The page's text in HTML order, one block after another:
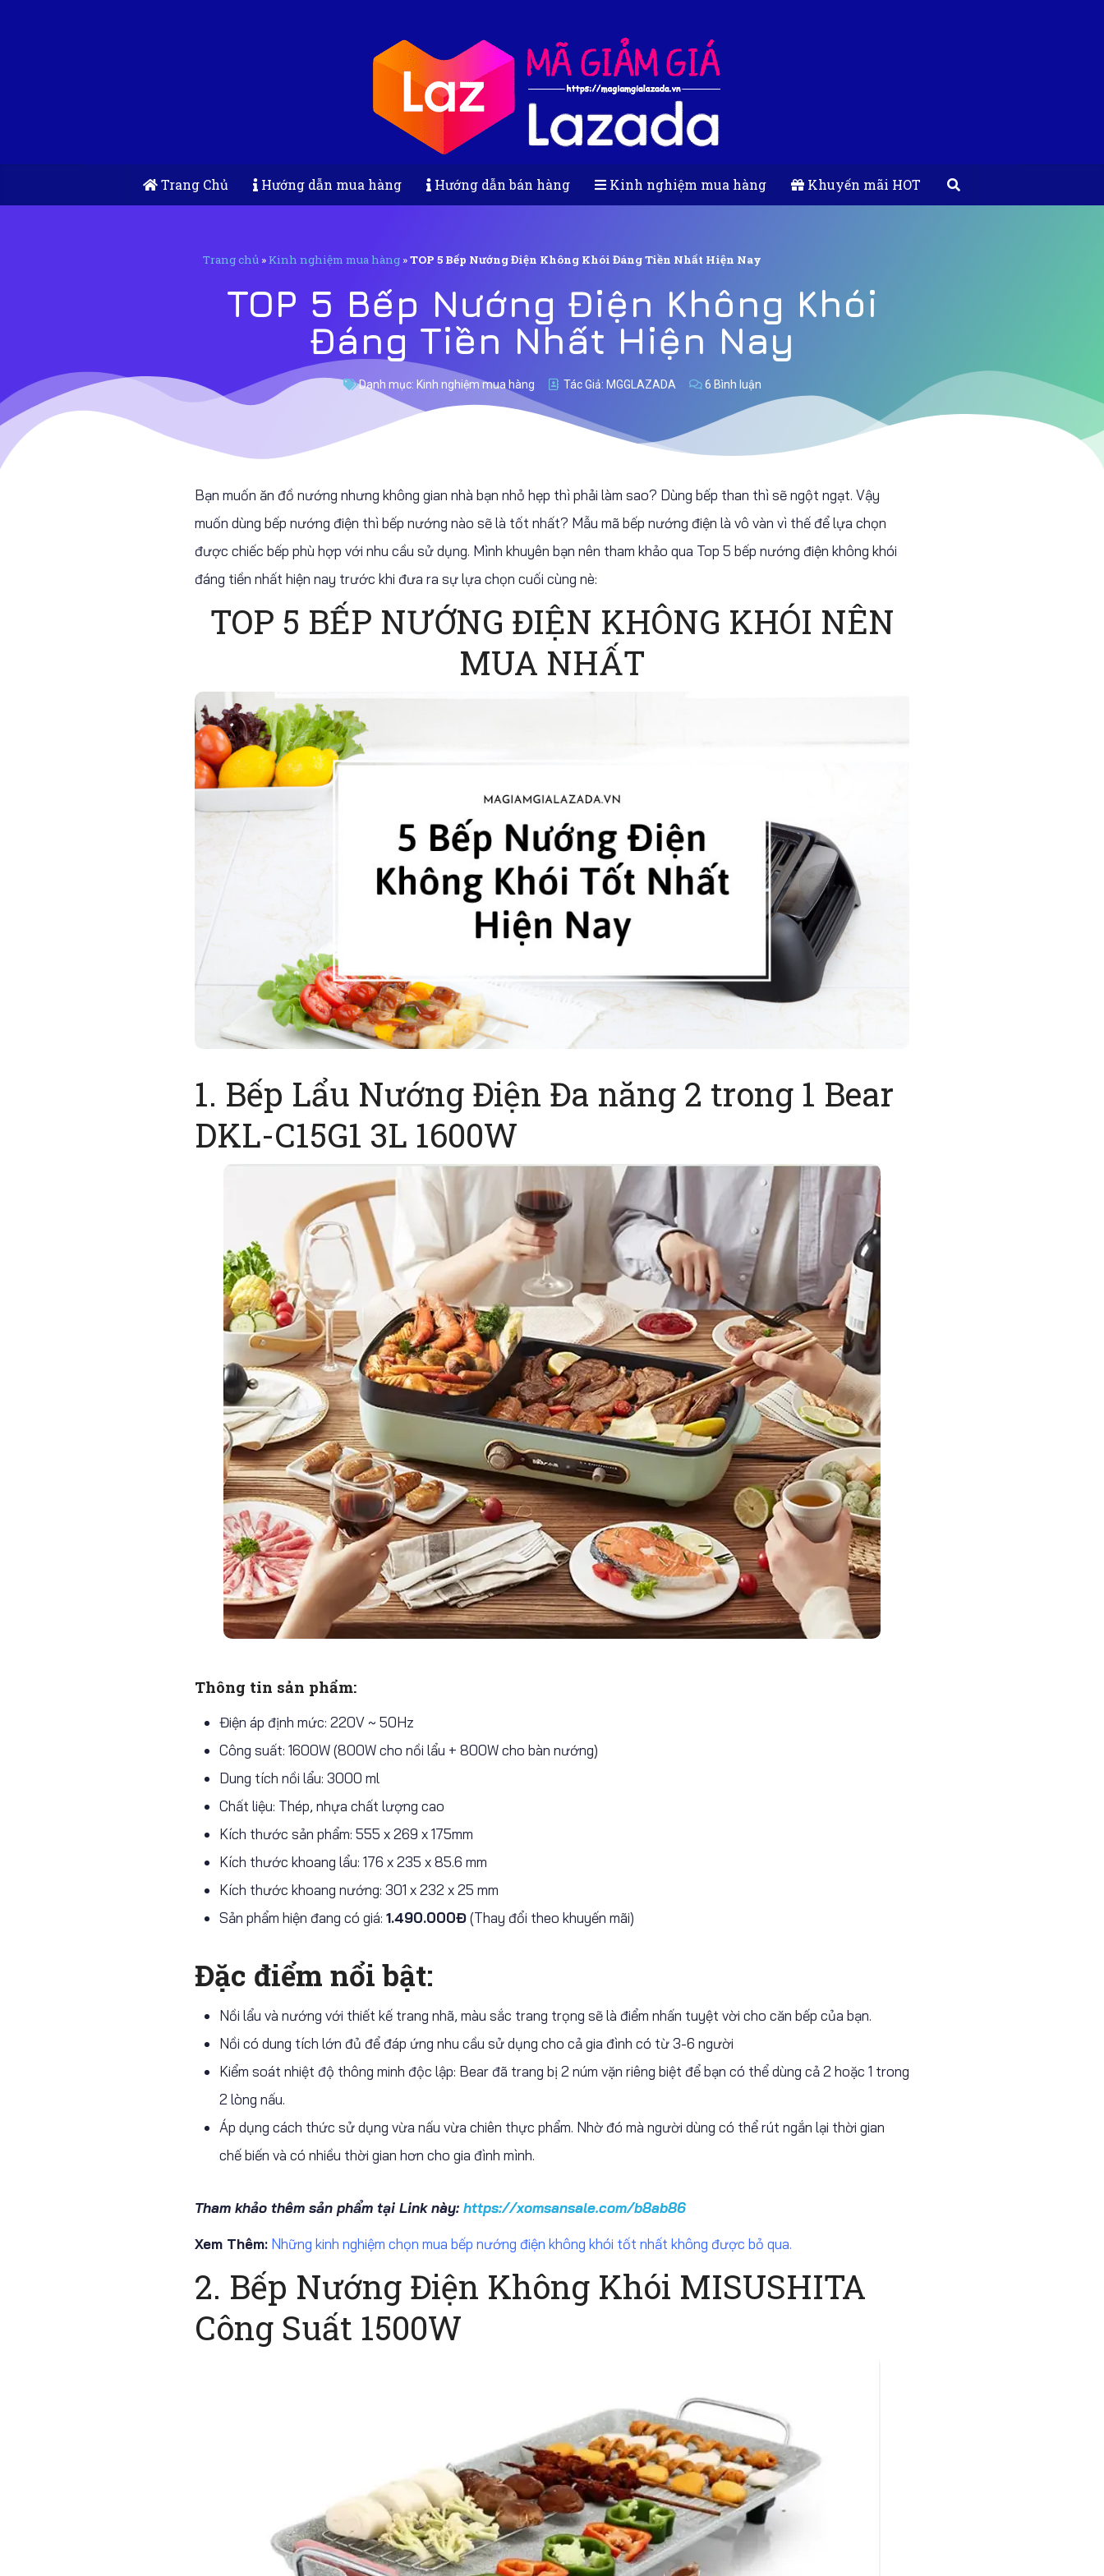
Trang Chủ Hướng dẫn mua hàng Hướng dẫn bán hàng Kinh nghiệm mua hàng Khuyến mãi HOT
Trang chủ »Kinh nghiệm mua hàng »TOP 5 Bếp Nướng Điện Không Khói Đáng Tiền Nhất Hiện Nay
TOP 5 Bếp Nướng Điện Không Khói
Đáng Tiền Nhất Hiện Nay
Danh mục: Kinh nghiệm mua hàng Tác Giả: MGGLAZADA 6 Bình luận
Bạn muốn ăn đồ nướng nhưng không gian nhà bạn nhỏ hẹp thì phải làm sao? Dùng bếp than thì sẽ ngột ngạt. Vậy
muốn dùng bếp nướng điện thì bếp nướng nào sẽ là tốt nhất? Mẫu mã bếp nướng điện là vô vàn vì thế để lựa chọn
được chiếc bếp phù hợp với nhu cầu sử dụng. Mình khuyên bạn nên tham khảo qua Top 5 bếp nướng điện không khói
đáng tiền nhất hiện nay trước khi đưa ra sự lựa chọn cuối cùng nè:
TOP 5 BẾP NƯỚNG ĐIỆN KHÔNG KHÓI NÊN
MUA NHẤT
1. Bếp Lẩu Nướng Điện Đa năng 2 trong 1 Bear
DKL-C15G1 3L 1600W
Thông tin sản phẩm:
Điện áp định mức: 220V ~ 50Hz
Công suất: 1600W (800W cho nồi lẩu + 800W cho bàn nướng)
Dung tích nồi lẩu: 3000 ml
Chất liệu: Thép, nhựa chất lượng cao
Kích thước sản phẩm: 555 x 269 x 175mm
Kích thước khoang lẩu: 176 x 235 x 85.6 mm
Kích thước khoang nướng: 301 x 232 x 25 mm
Sản phẩm hiện đang có giá: 1.490.000Đ(Thay đổi theo khuyến mãi)
Đặc điểm nổi bật:
Nồi lẩu và nướng với thiết kế trang nhã, màu sắc trang trọng sẽ là điểm nhấn tuyệt vời cho căn bếp của bạn.
Nồi có dung tích lớn đủ để đáp ứng nhu cầu sử dụng cho cả gia đình có từ 3-6 người
Kiểm soát nhiệt độ thông minh độc lập: Bear đã trang bị 2 núm vặn riêng biệt để bạn có thể dùng cả 2 hoặc 1 trong
2 lòng nấu.
Áp dụng cách thức sử dụng vừa nấu vừa chiên thực phẩm. Nhờ đó mà người dùng có thể rút ngắn lại thời gian
chế biến và có nhiều thời gian hơn cho gia đình mình.
Tham khảo thêm sản phẩm tại Link này: https://xomsansale.com/b8ab86
Xem Thêm: Những kinh nghiệm chọn mua bếp nướng điện không khói tốt nhất không được bỏ qua.
2. Bếp Nướng Điện Không Khói MISUSHITA
Công Suất 1500W